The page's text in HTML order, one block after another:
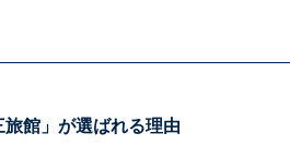
旅館」が選ばれる理由